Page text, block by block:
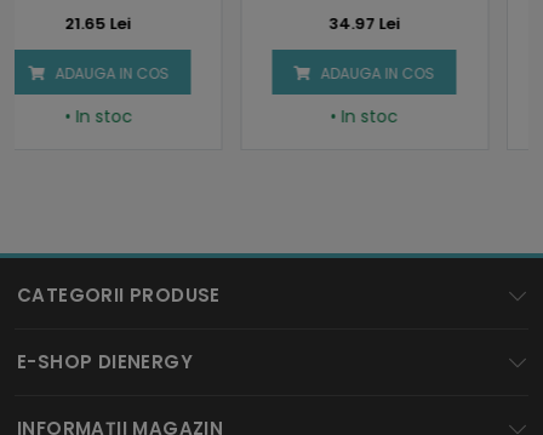
34.97 Lei
ADAUGA IN COS
• In stoc
72.60 Lei
ADAUGA IN COS
• In stoc
CATEGORII PRODUSE
BECURI LED
E-SHOP DIENERGY
Cum cumpar?
INFORMAȚII MAGAZIN